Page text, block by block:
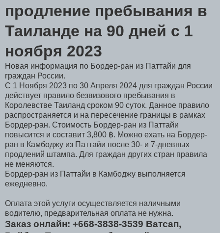
продление пребывания в
Таиланде на 90 дней с 1
ноября 2023
Новая информация по Бордер-ран из Паттайи для
граждан России.
С 1 Ноября 2023 по 30 Апреля 2024 для граждан России
действует правило безвизового пребывания в
Королевстве Таиланд сроком 90 суток. Данное правило
распространяется и на пересечение границы в рамках
Бордер-ран. Стоимость Бордер-ран из Паттайи
повысится и составит 3,800 ฿. Можно ехать на Бордер-
ран в Камбоджу из Паттайи после 30- и 7-дневных
продлений штампа. Для граждан других стран правила
не меняются.
Бордер-ран из Паттайи в Камбоджу выполняется
ежедневно.
Оплата этой услуги осуществляется наличными
водителю, предварительная оплата не нужна.
Заказ онлайн: +668-3838-3539 Ватсап,